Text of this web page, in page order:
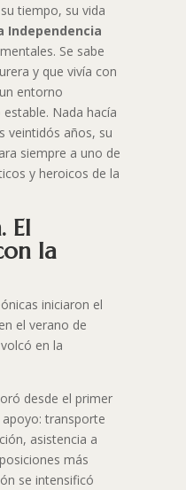
tiempo, su vida
Independencia
Se sabe
y que vivía con
entorno
Nada hacía
veintidós años, su
siempre a uno de
y heroicos de la
El
la
iniciaron el
en el verano de
en la
desde el primer
transporte
asistencia a
más
se intensificó